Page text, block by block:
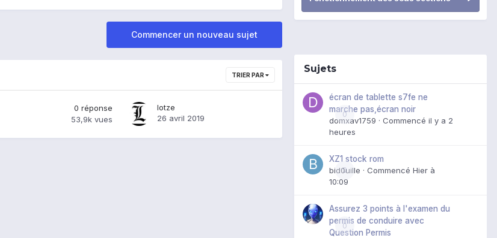
Commencer un nouveau sujet
TRIER PAR
0 réponse
53,9k vues
lotze
26 avril 2019
Sujets
0
écran de tablette s7fe ne
marche pas,écran noir
domxav1759 · Commencé il y a 2
heures
0
XZ1 stock rom
bid0uille · Commencé Hier à
10:09
0
Assurez 3 points à l'examen du
permis de conduire avec
Question Permis